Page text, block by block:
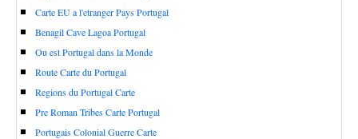
Carte EU a l'etranger Pays Portugal
Benagil Cave Lagoa Portugal
Ou est Portugal dans la Monde
Route Carte du Portugal
Regions du Portugal Carte
Pre Roman Tribes Carte Portugal
Portugais Colonial Guerre Carte